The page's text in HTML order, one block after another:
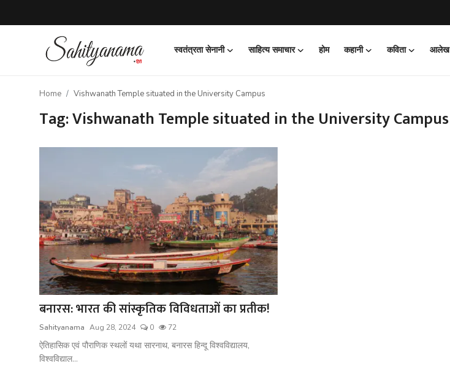
स्वतंत्रता सेनानी साहित्य समाचार होम कहानी कविता आलेख
Register
शख्सियत
यात्रावृत्तांत
Home Vishwanath Temple situated in the University Campus
Tag: Vishwanath Temple situated in the University Campus
बनारस: भारत की सांस्कृतिक विविधताओं का प्रतीक!
Sahityanama Aug 28, 2024 0 72
ऐतिहासिक एवं पौराणिक स्थलों यथा सारनाथ, बनारस हिन्दू विश्वविद्यालय,
विश्वविद्याल...